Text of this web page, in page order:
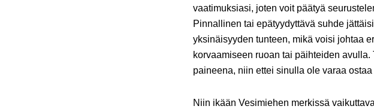
vaatimuksiasi, joten voit päätyä
Pinnallinen tai epätyydyttävä suhde
yksinäisyyden tunteen, mikä voisi johtaa
korvaamiseen ruoan tai päihteiden
paineena, niin ettei sinulla ole varaa
Niin ikään Vesimiehen merkissä